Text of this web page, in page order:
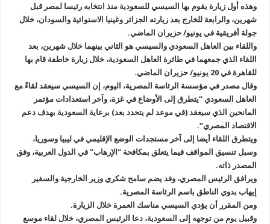
وهذه أول زيارة يقوم بها السيسي للسعودية منذ انتخابه رئيسا لمصر قبل
شهرين، والرابعة للخارج بعد زيارته الجزائر وغينيا الاستوائية والسودان، خلال
جولة أفريقية في يونيو/ حزيران الماضي.
واللقاء بين العاهل السعودي والسيسي هو الثاني بينهما خلال شهرين، بعد
اللقاء الذي جمعهما في طائرة العاهل السعودية، خلال زيارة خاطفة قام بها
للقاهرة في 20 يونيو/ حزيران الماضي
.
وقال مصدر في مؤسسة الرئاسة المصرية، اليوم، إن السيسي سيعقد لقاءً مع
العاهل السعودي “يتطرق إلى الأوضاع في غزة، وآخر استعدادات مؤتمر
المانحين الذي سيعقد (في موعد لم يتحدد بعد) برعاية السعودية بهدف دعم
الاقتصاد المصري“.
ويتطرق اللقاء أيضا إلى آخر مستجدات الوضع الإقليمي في ليبيا وسوريا،
وسبل تنسيق المواقف فيما يتعلق بمكافحة “الإرهاب” في الدول العربية، وفق
المصدر ذاته.
ويرافق الرئيس المصري، وفد يضم سامح شكري وزير الخارجية والسفير
إيهاب بدوي الناطق باسم الرئاسة المصرية.
ومن المقرر أن يؤدي السيسي مناسك العمرة خلال الزيارة.
وقبيل يوم من توجهه إلى السعودية، دعا الرئيس المصري، خلال لقاء موسع